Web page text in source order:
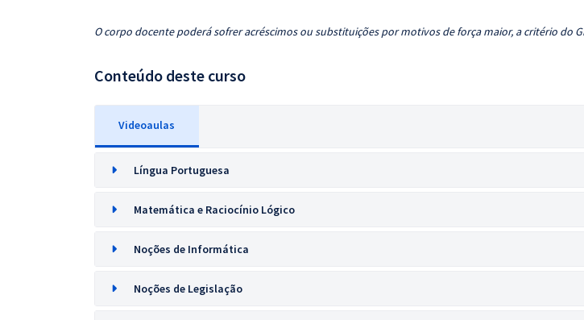
O corpo docente poderá sofrer acréscimos ou substituições por motivos de força maior, a critério do
Conteúdo deste curso
Videoaulas
Língua Portuguesa
Matemática e Raciocínio Lógico
Noções de Informática
Noções de Legislação